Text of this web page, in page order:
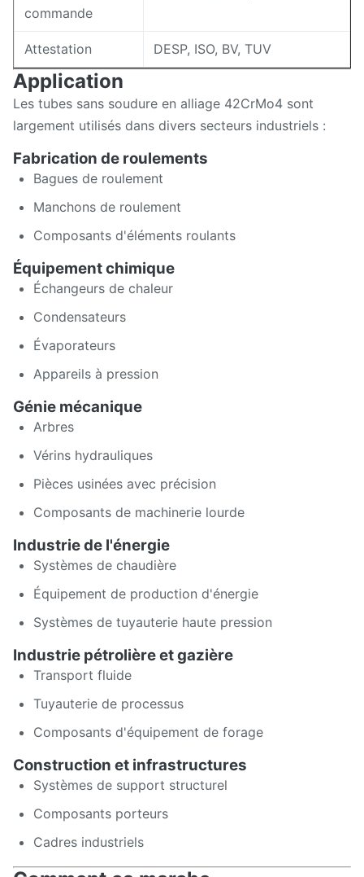
commande
Attestation DESP, ISO, BV, TUV
Application
Les tubes sans soudure en alliage 42CrMo4 sont
largement utilisés dans divers secteurs industriels :
Fabrication de roulements
Bagues de roulement
Manchons de roulement
Composants d'éléments roulants
Équipement chimique
Échangeurs de chaleur
Condensateurs
Évaporateurs
Appareils à pression
Génie mécanique
Arbres
Vérins hydrauliques
Pièces usinées avec précision
Composants de machinerie lourde
Industrie de l'énergie
Systèmes de chaudière
Équipement de production d'énergie
Systèmes de tuyauterie haute pression
Industrie pétrolière et gazière
Transport fluide
Tuyauterie de processus
Composants d'équipement de forage
Construction et infrastructures
Systèmes de support structurel
Composants porteurs
Cadres industriels